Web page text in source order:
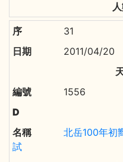
31
2011/04/20
1556
北岳100年初
試